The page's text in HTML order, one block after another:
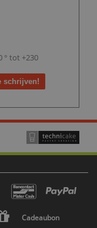
° tot +230
schrijven!
Cadeaubon